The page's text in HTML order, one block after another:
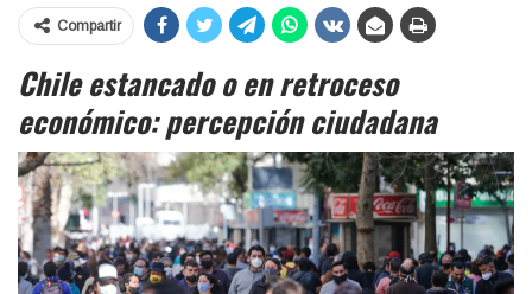
Compartir
Chile estancado o en retroceso
económico: percepción ciudadana